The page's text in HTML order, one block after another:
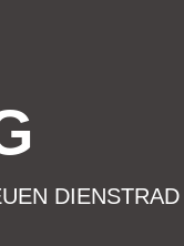
DIENSTRAD